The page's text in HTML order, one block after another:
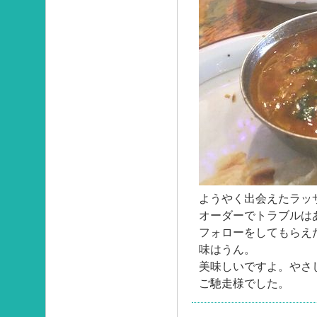
ようやく出会えたラッ
オーダーでトラブルは
フォローをしてもら
味はうん。
美味しいですよ。やさ
ご馳走様でした。